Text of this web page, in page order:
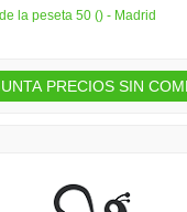
la peseta 50 () - Madrid
PRECIOS SIN